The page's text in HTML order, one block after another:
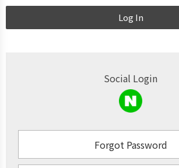
Log In
Social Login
Forgot Password